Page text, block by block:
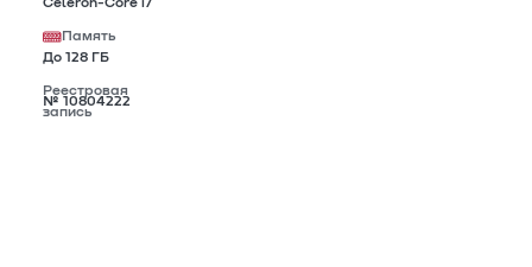
Celeron-Core i7
Память
До 128 ГБ
Реестровая
запись
№ 10804222